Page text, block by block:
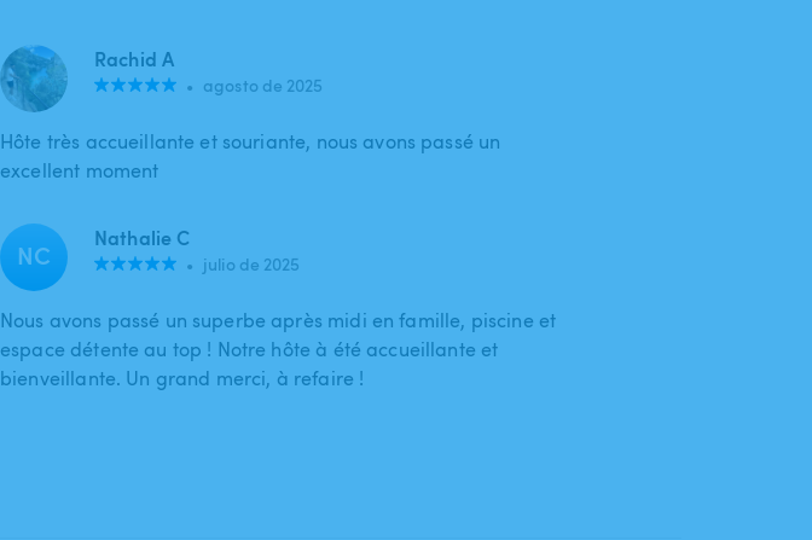
Rachid A
• agosto de 2025
Hôte très accueillante et souriante, nous avons passé un
excellent moment
NC Nathalie C
• julio de 2025
Nous avons passé un superbe après midi en famille, piscine et
espace détente au top ! Notre hôte à été accueillante et
bienveillante. Un grand merci, à refaire !